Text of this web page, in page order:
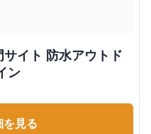
サイト 防水アウトド
ン
見る